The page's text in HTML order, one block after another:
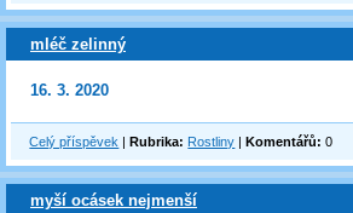
mléč zelinný
16. 3. 2020
Celý příspěvek |Rubrika: Rostliny |Komentářů: 0
myší ocásek nejmenší